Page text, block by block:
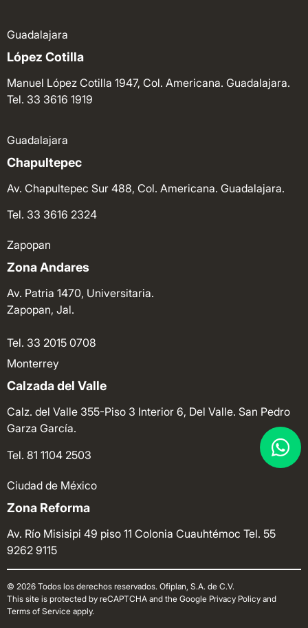
Guadalajara
López Cotilla
Manuel López Cotilla 1947, Col. Americana. Guadalajara.
Tel. 33 3616 1919
Guadalajara
Chapultepec
Av. Chapultepec Sur 488, Col. Americana. Guadalajara.
Tel. 33 3616 2324
Zapopan
Zona Andares
Av. Patria 1470, Universitaria.
Zapopan, Jal.
Tel. 33 2015 0708
Monterrey
Calzada del Valle
Calz. del Valle 355-Piso 3 Interior 6, Del Valle. San Pedro
Garza García.
Tel. 81 1104 2503
Ciudad de México
Zona Reforma
Av. Río Misisipi 49 piso 11 Colonia Cuauhtémoc Tel. 55
9262 9115
© 2026 Todos los derechos reservados. Ofiplan, S.A. de C.V.
This site is protected by reCAPTCHA and the Google Privacy Policy and
Terms of Service apply.